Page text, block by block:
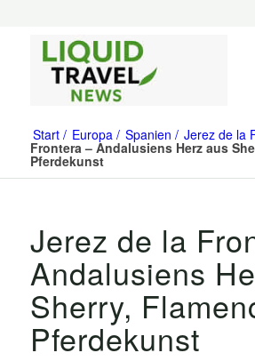
Start Europa Spanien Jerez de la
Frontera – Andalusiens Herz aus
Pferdekunst
Jerez de la
Andalusiens
Sherry,
Pferdekunst